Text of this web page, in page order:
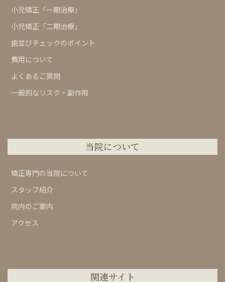
小児矯正「一期治療」
小児矯正「二期治療」
歯並びチェックのポイント
費用について
よくあるご質問
一般的なリスク・副作用
当院について
矯正専門の当院について
スタッフ紹介
院内のご案内
アクセス
関連サイト